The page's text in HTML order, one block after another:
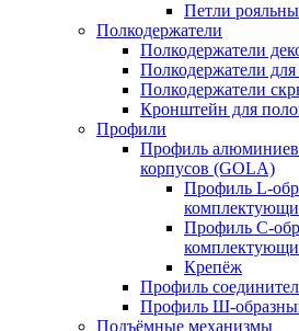
Петли
Полкодержатели
Полкодержатели
Полкодержатели
Полкодержатели
Кронштейн для
Профили
Профиль
корпусов (GOLA)
Профиль L-
Профиль C-
Крепёж
Профиль
Профиль Ш-
Подъёмные механизмы